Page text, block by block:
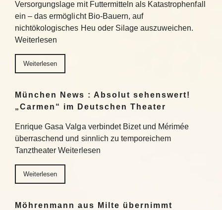
Versorgungslage mit Futtermitteln als Katastrophenfall
ein – das ermöglicht Bio-Bauern, auf
nichtökologisches Heu oder Silage auszuweichen.
Weiterlesen
Weiterlesen
München News : Absolut sehenswert!
„Carmen“ im Deutschen Theater
Enrique Gasa Valga verbindet Bizet und Mérimée
überraschend und sinnlich zu temporeichem
Tanztheater Weiterlesen
Weiterlesen
Möhrenmann aus Milte übernimmt